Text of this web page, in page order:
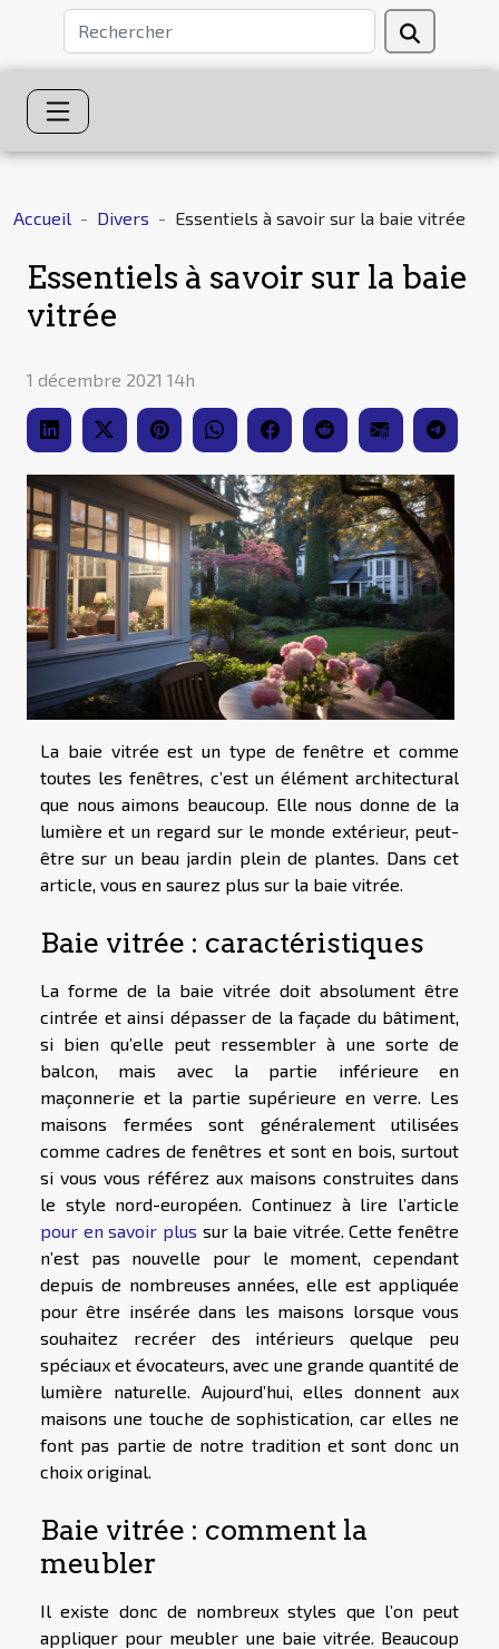
Accueil Divers Essentiels à savoir sur la baie vitrée
Essentiels à savoir sur la baie
vitrée
1 décembre 2021 14h
La baie vitrée est un type de fenêtre et comme
toutes les fenêtres, c’est un élément architectural
que nous aimons beaucoup. Elle nous donne de la
lumière et un regard sur le monde extérieur, peut-
être sur un beau jardin plein de plantes. Dans cet
article, vous en saurez plus sur la baie vitrée.
Baie vitrée : caractéristiques
La forme de la baie vitrée doit absolument être
cintrée et ainsi dépasser de la façade du bâtiment,
si bien qu’elle peut ressembler à une sorte de
balcon, mais avec la partie inférieure en
maçonnerie et la partie supérieure en verre. Les
maisons fermées sont généralement utilisées
comme cadres de fenêtres et sont en bois, surtout
si vous vous référez aux maisons construites dans
le style nord-européen. Continuez à lire l’article
pour en savoir plus sur la baie vitrée. Cette fenêtre
n’est pas nouvelle pour le moment, cependant
depuis de nombreuses années, elle est appliquée
pour être insérée dans les maisons lorsque vous
souhaitez recréer des intérieurs quelque peu
spéciaux et évocateurs, avec une grande quantité de
lumière naturelle. Aujourd’hui, elles donnent aux
maisons une touche de sophistication, car elles ne
font pas partie de notre tradition et sont donc un
choix original.
Baie vitrée : comment la
meubler
Il existe donc de nombreux styles que l’on peut
appliquer pour meubler une baie vitrée. Beaucoup